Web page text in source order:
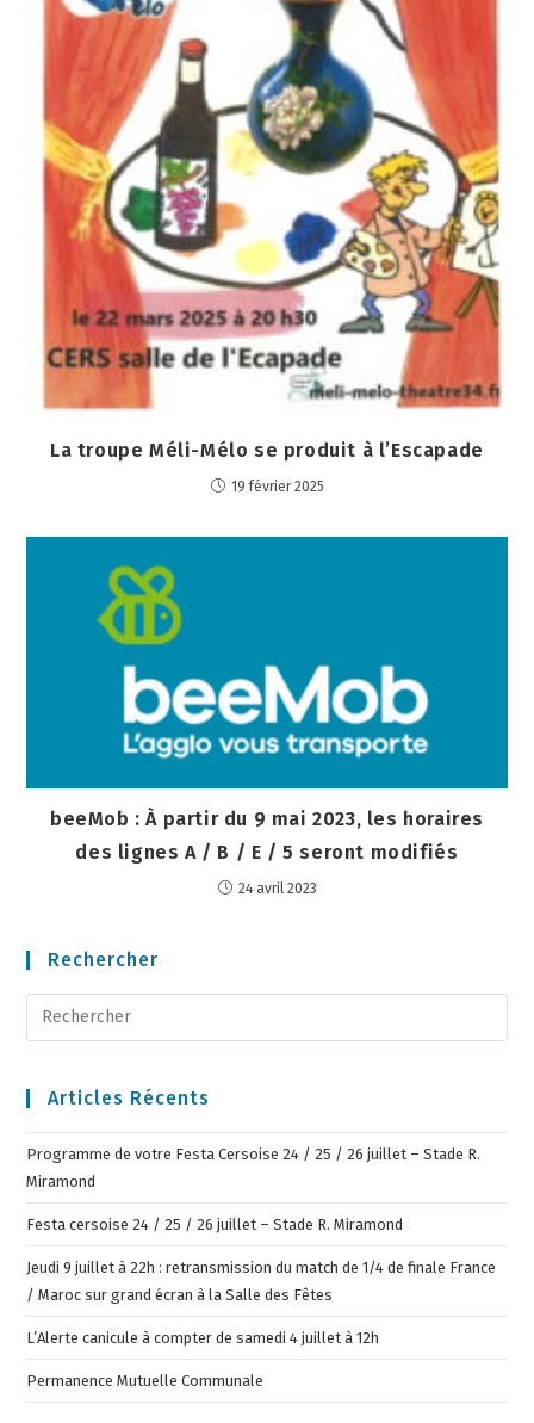
La troupe Méli-Mélo se produit à l’Escapade
19 février 2025
beeMob : À partir du 9 mai 2023, les horaires
des lignes A / B / E / 5 seront modifiés
24 avril 2023
Rechercher
Articles Récents
Programme de votre Festa Cersoise 24 / 25 / 26 juillet – Stade R.
Miramond
Festa cersoise 24 / 25 / 26 juillet – Stade R. Miramond
Jeudi 9 juillet à 22h : retransmission du match de 1/4 de finale France
/ Maroc sur grand écran à la Salle des Fêtes
L’Alerte canicule à compter de samedi 4 juillet à 12h
Permanence Mutuelle Communale